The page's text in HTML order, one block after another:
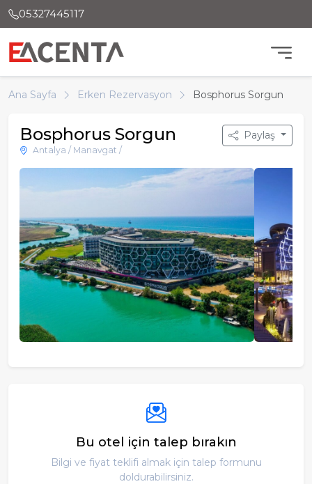
05327445117
Ana Sayfa Erken Rezervasyon Bosphorus Sorgun
Bosphorus Sorgun
Antalya / Manavgat /
Paylaş
Bu otel için talep bırakın
Bilgi ve fiyat teklifi almak için talep formunu
doldurabilirsiniz.